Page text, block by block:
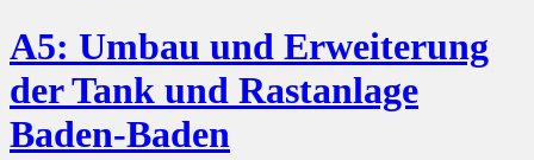
A5: Umbau und Erweiterung
der Tank und Rastanlage
Baden-Baden